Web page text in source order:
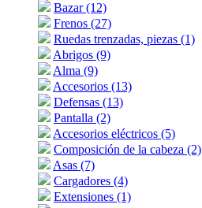
Bazar (12)
Frenos (27)
Ruedas trenzadas, piezas (1)
Abrigos (9)
Alma (9)
Accesorios (13)
Defensas (13)
Pantalla (2)
Accesorios eléctricos (5)
Composición de la cabeza (2)
Asas (7)
Cargadores (4)
Extensiones (1)